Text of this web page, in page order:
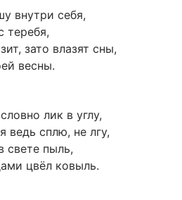
внутри себя,
теребя,
зато влазят сны,
весны.
лик в углу,
ведь сплю, не лгу,
свете пыль,
цвёл ковыль.